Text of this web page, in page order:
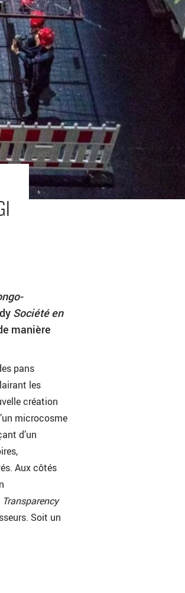
Société en
manière
pans
les
création
microcosme
d’un
Aux côtés
Transparency
Soit un